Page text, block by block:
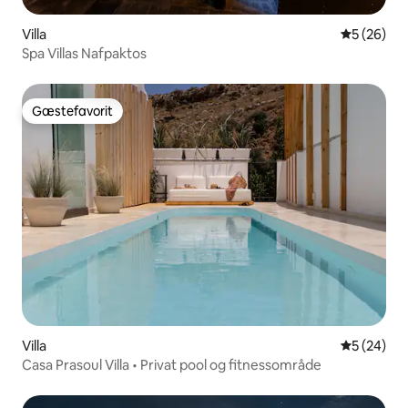
Villa 5 ud af 5 i
5 (26)
Spa Villas Nafpaktos
Gæstefavorit
Gæstefavorit
Villa 5 ud af 5 i
5 (24)
Casa Prasoul Villa • Privat pool og fitnessområde